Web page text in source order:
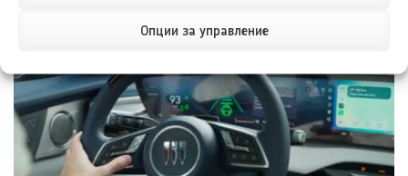
Опции за управление